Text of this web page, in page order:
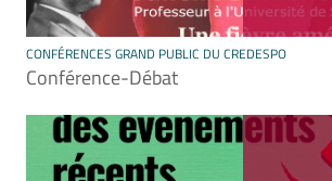
CONFÉRENCES GRAND PUBLIC DU CREDESPO
Conférence-Débat